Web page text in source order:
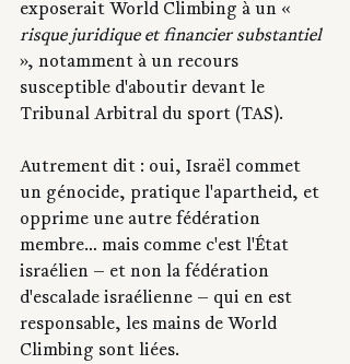
exposerait World Climbing à un «
risque juridique et financier substantiel
», notamment à un recours
susceptible d'aboutir devant le
Tribunal Arbitral du sport (TAS).
Autrement dit : oui, Israël commet
un génocide, pratique l'apartheid, et
opprime une autre fédération
membre… mais comme c'est l'État
israélien — et non la fédération
d'escalade israélienne — qui en est
responsable, les mains de World
Climbing sont liées.